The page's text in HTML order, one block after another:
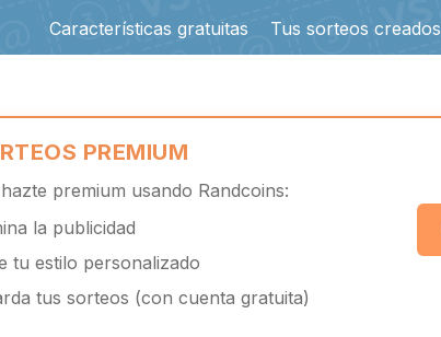
Características gratuitas Tus sorteos creados
PREMIUM
premium usando Randcoins:
la publicidad
tu estilo personalizado
tus sorteos (con cuenta gratuita)